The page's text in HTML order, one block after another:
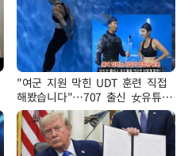
"여군 지원 막힌 UDT 훈련 직접
해봤습니다"…707 출신 女유튜버
'완벽 소화'